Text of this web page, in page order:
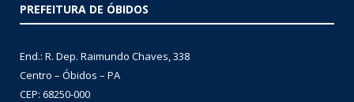
PREFEITURA DE ÓBIDOS
End.: R. Dep. Raimundo Chaves, 338
Centro – Óbidos – PA
CEP: 68250-000